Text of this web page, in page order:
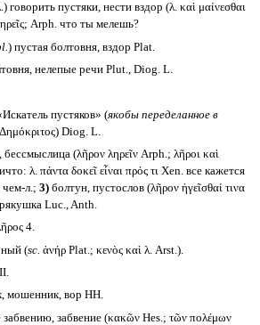
говорить пустяки, нести вздор (λ. καὶ μαίνεσθαι
Arph. что ты мелешь?
) пустая болтовня, вздор Plat.
нелепые речи Plut., Diog. L.
пустяков» (якобы переделанное в
Diog. L.
(λῆρον ληρεῖν Arph.; λῆροι καὶ
λ. πάντα δοκεῖ εἶναι πρός τι Xen. все кажется
чем-л.; 3)болтун, пустослов (λῆρον ἡγεῖσθαί τινα
Luc., Anth.
4.
(sc. ἀνήρ Plat.; κενὸς καὶ λ. Arst.).
мошенник, вор HH.
забвение (κακῶν Hes.; τῶν πολέμων